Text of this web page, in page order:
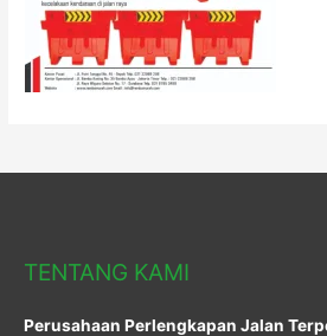
TENTANG KAMI
Perusahaan Perlengkapan Jalan